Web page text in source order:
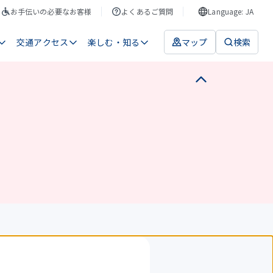
お手伝いの必要なお客様 よくあるご質問 Language: JA
交通アクセス 楽しむ・知る マップ 検索